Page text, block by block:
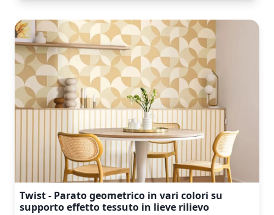
Twist - Parato geometrico in vari colori su
supporto effetto tessuto in lieve rilievo